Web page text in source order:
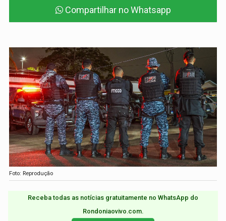
Compartilhar no Whatsapp
Foto: Reprodução
Receba todas as notícias gratuitamente no WhatsApp do
Rondoniaovivo.com.​